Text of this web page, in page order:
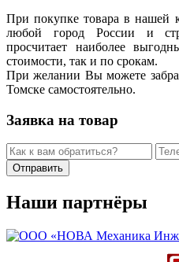
При покупке товара в нашей
любой город России и
просчитает наиболее
стоимости, так и по срокам.
При желании Вы можете
Томске самостоятельно.
Заявка на товар
Наши партнёры